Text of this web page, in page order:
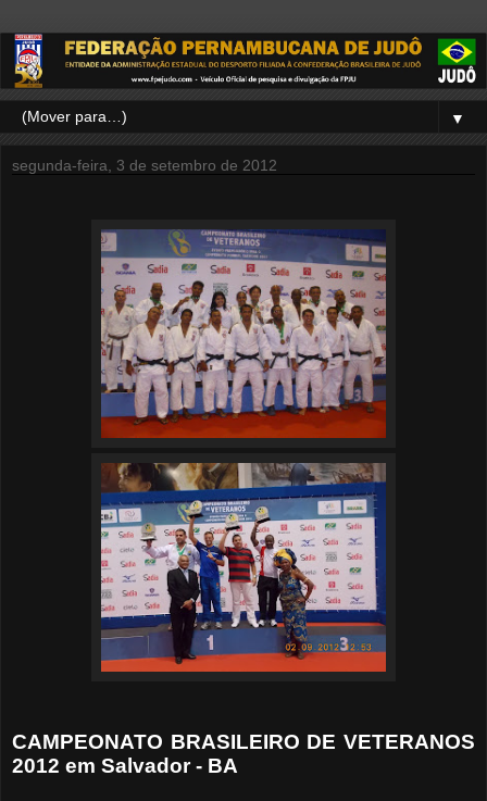
▼
segunda-feira, 3 de setembro de 2012
CAMPEONATO BRASILEIRO DE VETERANOS
2012 em Salvador - BA